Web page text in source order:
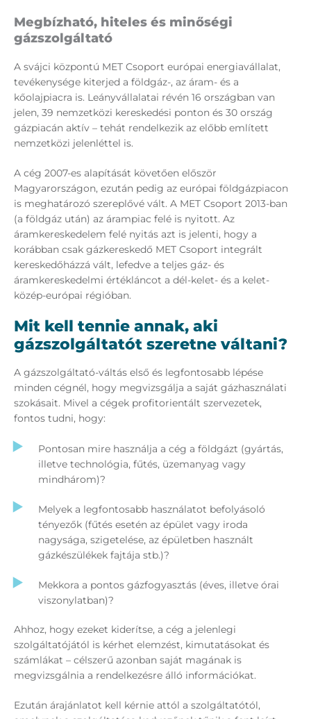
Megbízható, hiteles és minőségi
gázszolgáltató
A svájci központú MET Csoport európai energiavállalat,
tevékenysége kiterjed a földgáz-, az áram- és a
kőolajpiacra is. Leányvállalatai révén 16 országban van
jelen, 39 nemzetközi kereskedési ponton és 30 ország
gázpiacán aktív – tehát rendelkezik az előbb említett
nemzetközi jelenléttel is.
A cég 2007-es alapítását követően először
Magyarországon, ezután pedig az európai földgázpiacon
is meghatározó szereplővé vált. A MET Csoport 2013-ban
(a földgáz után) az árampiac felé is nyitott. Az
áramkereskedelem felé nyitás azt is jelenti, hogy a
korábban csak gázkereskedő MET Csoport integrált
kereskedőházzá vált, lefedve a teljes gáz- és
áramkereskedelmi értékláncot a dél-kelet- és a kelet-
közép-európai régióban.
Mit kell tennie annak, aki
gázszolgáltatót szeretne váltani?
A gázszolgáltató-váltás első és legfontosabb lépése
minden cégnél, hogy megvizsgálja a saját gázhasználati
szokásait. Mivel a cégek profitorientált szervezetek,
fontos tudni, hogy:
Pontosan mire használja a cég a földgázt (gyártás,
illetve technológia, fűtés, üzemanyag vagy
mindhárom)?
Melyek a legfontosabb használatot befolyásoló
tényezők (fűtés esetén az épület vagy iroda
nagysága, szigetelése, az épületben használt
gázkészülékek fajtája stb.)?
Mekkora a pontos gázfogyasztás (éves, illetve órai
viszonylatban)?
Ahhoz, hogy ezeket kiderítse, a cég a jelenlegi
szolgáltatójától is kérhet elemzést, kimutatásokat és
számlákat – célszerű azonban saját magának is
megvizsgálnia a rendelkezésre álló információkat.
Ezután árajánlatot kell kérnie attól a szolgáltatótól,